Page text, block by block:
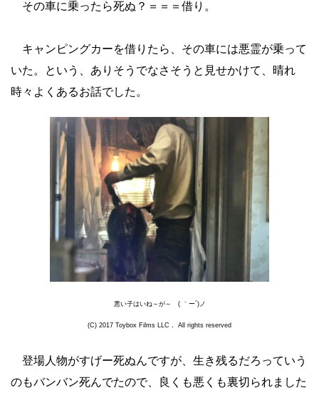
その車に乗ったら死ぬ？＝＝＝借り。
キャンピングカーを借りたら、その車には悪霊が乗って
いた。という、ありそうでなさそうと見せかけて、晴れ
時々よくあるお話でした。
悪い子はいね～が～ ( ｀ー´)ノ
(C) 2017 Toybox Films LLC． All rights reserved
登場人物がすげー死ぬんですが、生き残るだろっていう
のもバンバン死んでたので、良くも悪くも裏切られました